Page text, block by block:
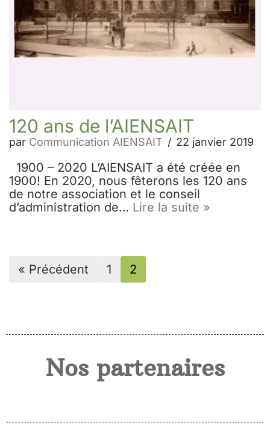
120 ans de l’AIENSAIT
par Communication AIENSAIT 22 janvier 2019
1900 – 2020 L’AIENSAIT a été créée en
1900! En 2020, nous fêterons les 120 ans
de notre association et le conseil
d’administration de… Lire la suite »
« Précédent 1 2
Nos partenaires